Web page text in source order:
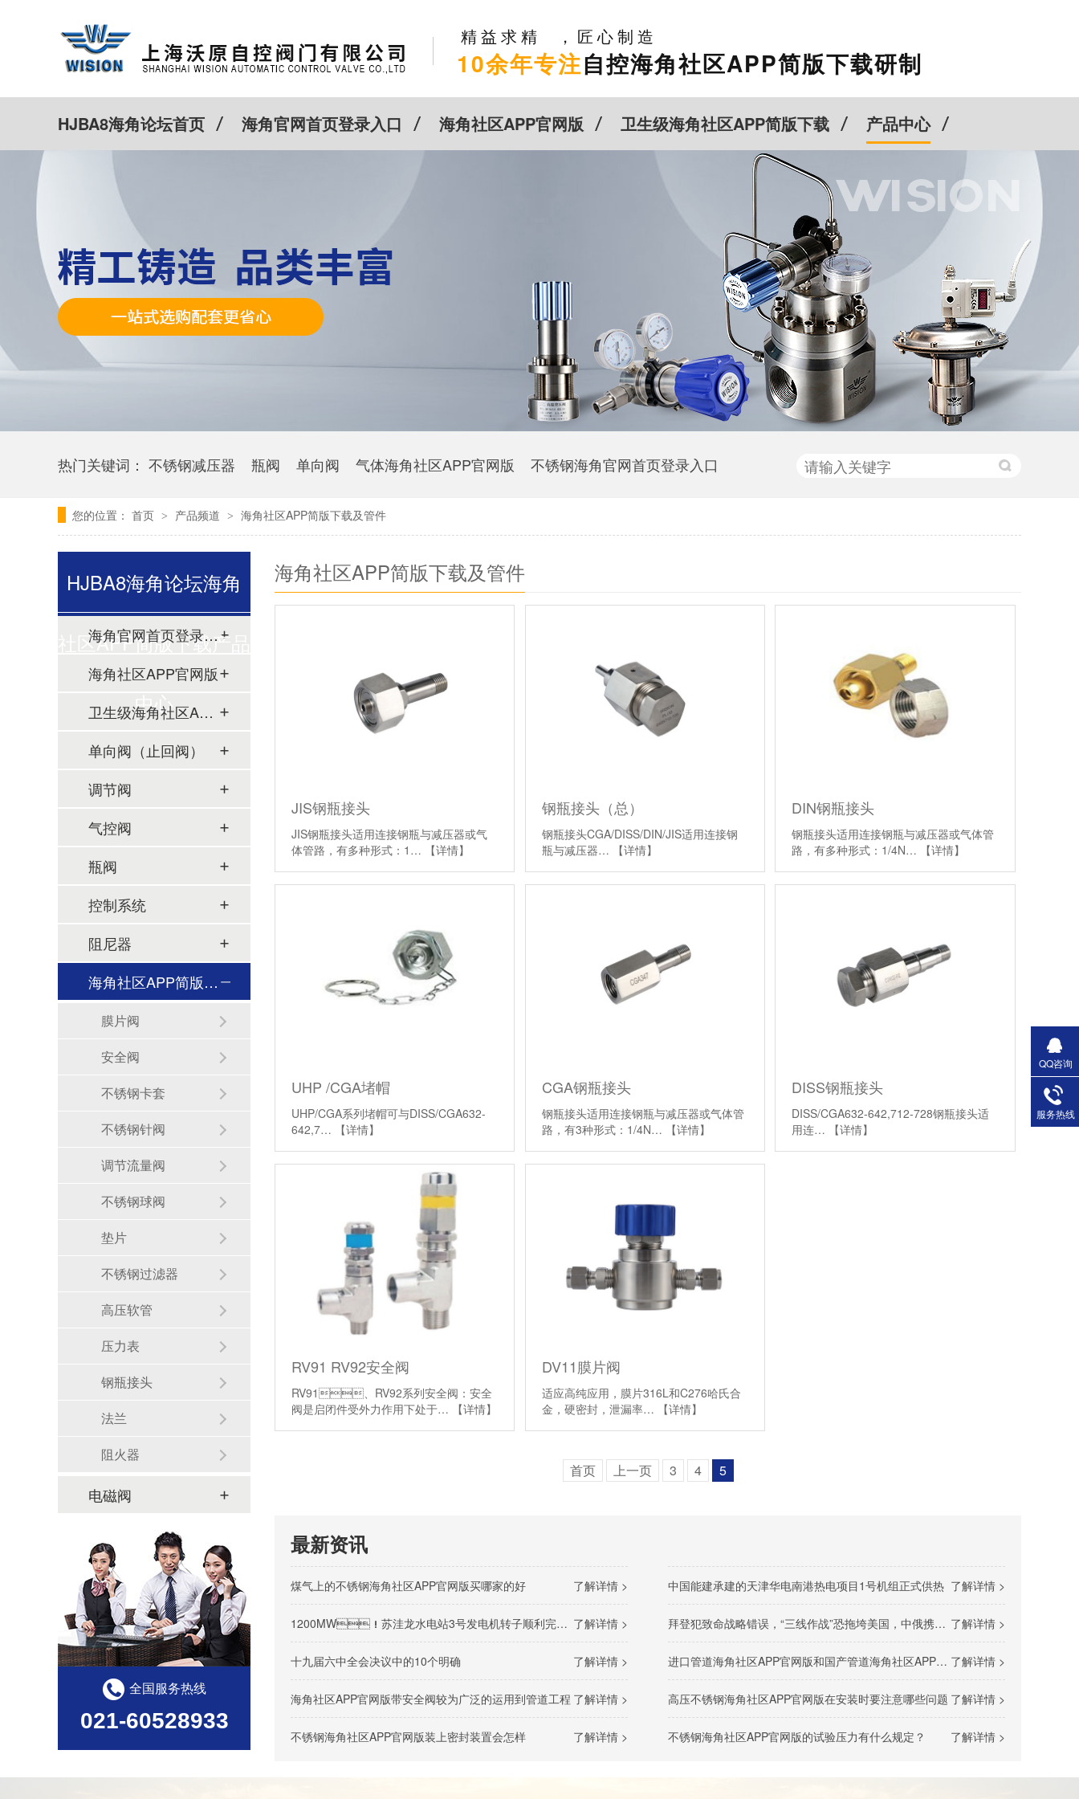
精益求精，匠心制造
10余年专注自控海角社区APP简版下载研制
021-60528933
HJBA8海角论坛首页 海角官网首页登录入口 海角社区APP官网版 卫生级海角社区APP简版下载 产品中心
特殊定制
热门关键词： 不锈钢减压器 瓶阀 单向阀 气体海角社区APP官网版 不锈钢海角官网首页登录入口
您的位置： 首页 > 产品频道 > 海角社区APP简版下载及管件
海角社区APP简版下载及管件
JIS钢瓶接头
JIS钢瓶接头适用连接钢瓶与减压器或气
体管路，有多种形式：1…
【详情】
钢瓶接头（总）
钢瓶接头CGA/DISS/DIN/JIS适用连接钢
瓶与减压器…
【详情】
DIN钢瓶接头
钢瓶接头适用连接钢瓶与减压器或气体管
路，有多种形式：1/4N…
【详情】
UHP /CGA堵帽
UHP/CGA系列堵帽可与DISS/CGA632-
642,7…
【详情】
CGA钢瓶接头
钢瓶接头适用连接钢瓶与减压器或气体管
路，有3种形式：1/4N…
【详情】
DISS钢瓶接头
DISS/CGA632-642,712-728钢瓶接头适
用连…
【详情】
RV91 RV92安全阀
RV91、RV92系列安全阀：安全
阀是启闭件受外力作用下处于…
【详情】
DV11膜片阀
适应高纯应用，膜片316L和C276哈氏合
金，硬密封，泄漏率…
【详情】
首页 上一页 3 4 5
最新资讯
了解详情 >
煤气上的不锈钢海角社区APP官网版买哪家的好 了解详情 >
中国能建承建的天津华电南港热电项目1号机组正式供热
了解详情 >
1200MW！苏洼龙水电站3号发电机转子顺利完成吊装 了解详情 >
拜登犯致命战略错误，“三线作战”恐拖垮美国，中俄携手发起反攻
了解详情 >
十九届六中全会决议中的10个明确 了解详情 >
进口管道海角社区APP官网版和国产管道海角社区APP官网版的差别
了解详情 >
海角社区APP官网版带安全阀较为广泛的运用到管道工程 了解详情 >
高压不锈钢海角社区APP官网版在安装时要注意哪些问题
了解详情 >
不锈钢海角社区APP官网版装上密封装置会怎样 了解详情 >
不锈钢海角社区APP官网版的试验压力有什么规定？
HJBA8海角论坛海角
社区APP简版下载产品
中心
海角官网首页登录入口
海角社区APP官网版
卫生级海角社区APP简版下载
单向阀（止回阀）
调节阀
气控阀
瓶阀
控制系统
阻尼器
海角社区APP简版下载及管件
膜片阀
安全阀
不锈钢卡套
不锈钢针阀
调节流量阀
不锈钢球阀
垫片
不锈钢过滤器
高压软管
压力表
钢瓶接头
法兰
阻火器
电磁阀
全国服务热线
021-60528933
QQ咨询
服务热线